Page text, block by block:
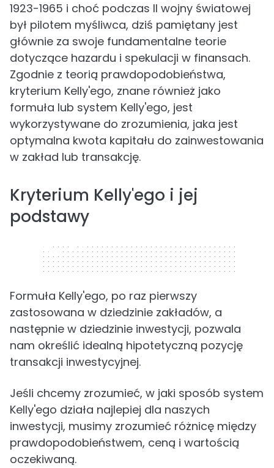
1923-1965 i choć podczas II wojny światowej
był pilotem myśliwca, dziś pamiętany jest
głównie za swoje fundamentalne teorie
dotyczące hazardu i spekulacji w finansach.
Zgodnie z teorią prawdopodobieństwa,
kryterium Kelly'ego, znane również jako
formuła lub system Kelly'ego, jest
wykorzystywane do zrozumienia, jaka jest
optymalna kwota kapitału do zainwestowania
w zakład lub transakcję.
Kryterium Kelly'ego i jej
podstawy
320 x 50
Formuła Kelly'ego, po raz pierwszy
zastosowana w dziedzinie zakładów, a
następnie w dziedzinie inwestycji, pozwala
nam określić idealną hipotetyczną pozycję
transakcji inwestycyjnej.
Jeśli chcemy zrozumieć, w jaki sposób system
Kelly'ego działa najlepiej dla naszych
inwestycji, musimy zrozumieć różnicę między
prawdopodobieństwem, ceną i wartością
oczekiwaną.